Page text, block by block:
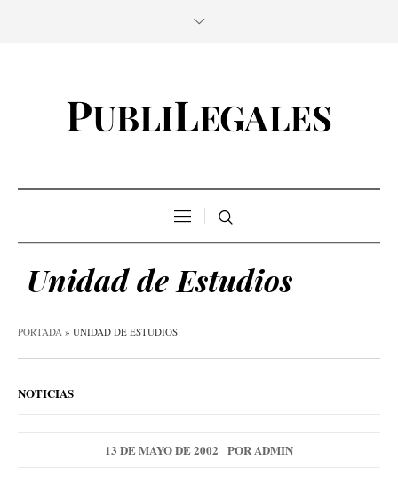
Unidad de Estudios
PORTADA » UNIDAD DE ESTUDIOS
NOTICIAS
13 DE MAYO DE 2002 POR ADMIN